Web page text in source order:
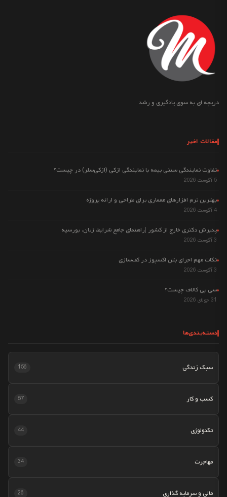
دریچه ای به سوی یادگیری و رشد
مقالات اخیر
تفاوت نمایندگی سنتی بیمه با نمایندگی ازکی (ازکی‌سلر) در چیست؟
5 آگوست 2026
بهترین نرم افزارهای معماری برای طراحی و ارائه پروژه
4 آگوست 2026
پذیرش دکتری خارج از کشور |راهنمای جامع شرایط، زبان، بورسیه
3 آگوست 2026
نکات مهم اجرای بتن اکسپوز در کف‌سازی
3 آگوست 2026
سی پی کالاف چیست؟
31 جولای 2026
دسته‌بندی‌ها
سبک زندگی 156
کسب و کار 57
تکنولوژی 44
مهاجرت 34
مالی و سرمایه گذاری 26